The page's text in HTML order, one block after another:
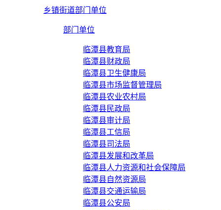
乡镇街道部门单位
部门单位
临潭县教育局
临潭县财政局
临潭县卫生健康局
临潭县市场监督管理局
临潭县农业农村局
临潭县民政局
临潭县审计局
临潭县工信局
临潭县司法局
临潭县发展和改革局
临潭县人力资源和社会保障局
临潭县自然资源局
临潭县交通运输局
临潭县公安局